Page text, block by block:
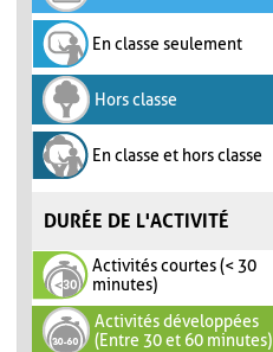
En classe seulement
Hors classe
En classe et hors classe
DURÉE DE L'ACTIVITÉ
Activités courtes (< 30
minutes)
Activités développées
(Entre 30 et 60 minutes)